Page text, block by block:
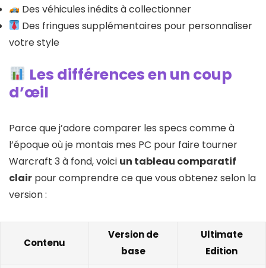
Des véhicules inédits à collectionner
Des fringues supplémentaires pour personnaliser
votre style
Les différences en un coup
d’œil
Parce que j’adore comparer les specs comme à
l’époque où je montais mes PC pour faire tourner
Warcraft 3 à fond, voici un tableau comparatif
clair pour comprendre ce que vous obtenez selon la
version :
Contenu
Version de
base
Ultimate
Edition